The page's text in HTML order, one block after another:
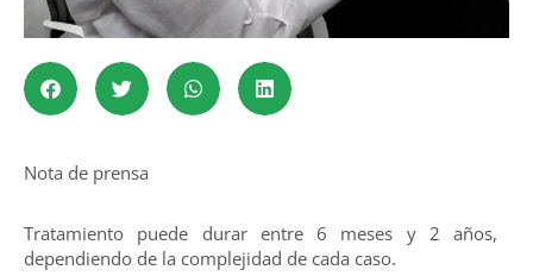
Nota de prensa
Tratamiento puede durar entre 6 meses y 2 años,
dependiendo de la complejidad de cada caso.